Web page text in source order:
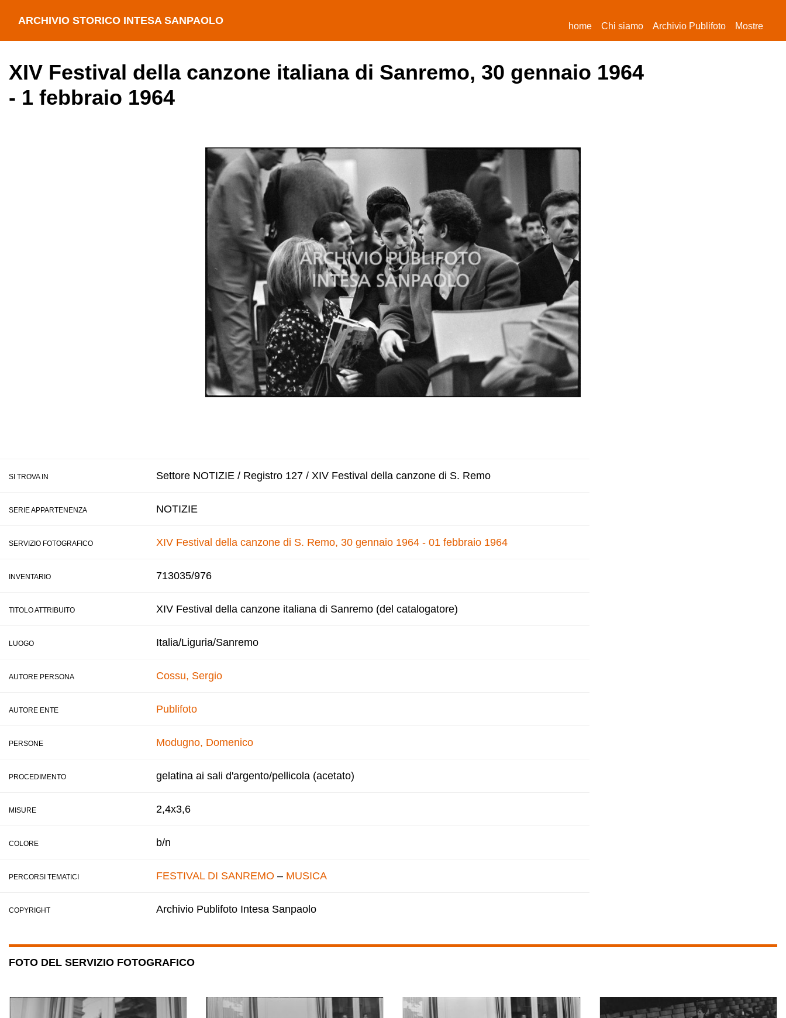
ARCHIVIO STORICO INTESA SANPAOLO home(current)
Chi siamo Archivio Publifoto Mostre
XIV Festival della canzone italiana di Sanremo, 30 gennaio 1964
- 1 febbraio 1964
SI TROVA IN Settore NOTIZIE / Registro 127 / XIV Festival della canzone di S. Remo
SERIE APPARTENENZA NOTIZIE
SERVIZIO FOTOGRAFICO XIV Festival della canzone di S. Remo, 30 gennaio 1964 - 01 febbraio 1964
INVENTARIO 713035/976
TITOLO ATTRIBUITO XIV Festival della canzone italiana di Sanremo (del catalogatore)
LUOGO Italia/Liguria/Sanremo
AUTORE PERSONA Cossu, Sergio
AUTORE ENTE Publifoto
PERSONE Modugno, Domenico
PROCEDIMENTO gelatina ai sali d'argento/pellicola (acetato)
MISURE 2,4x3,6
COLORE b/n
PERCORSI TEMATICI FESTIVAL DI SANREMO – MUSICA
COPYRIGHT Archivio Publifoto Intesa Sanpaolo
FOTO DEL SERVIZIO FOTOGRAFICO